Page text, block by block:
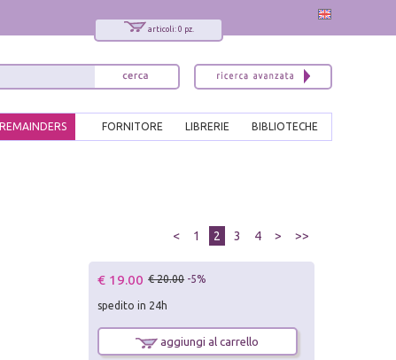
articoli: 0 pz.
BIBLIOTECHE
LIBRERIE
FORNITORE
REMAINDERS
< 1 2 3 4 > >>
€ 19.00 € 20.00 -5%
spedito in 24h
aggiungi al carrello